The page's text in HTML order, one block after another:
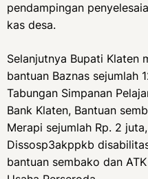
pendampingan
kas desa.
Selanjutnya Bupati Klaten
bantuan Baznas sejumlah
Tabungan Simpanan
Bank Klaten, Bantuan
Merapi sejumlah Rp. 2
Dissosp3akppkb
bantuan sembako dan